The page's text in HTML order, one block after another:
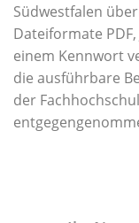
Südwestfalen
Dateiformate
einem Kennwort
die ausführbare
der